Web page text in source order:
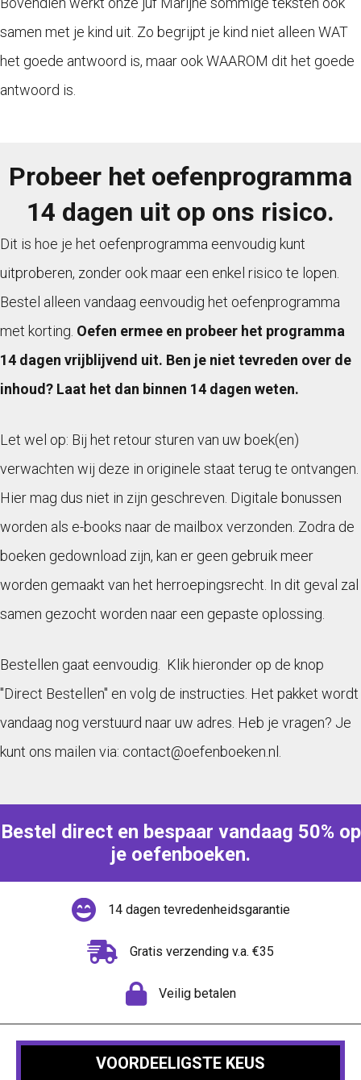
samen met je kind uit. Zo begrijpt je kind niet alleen WAT
het goede antwoord is, maar ook WAAROM dit het goede
antwoord is.
Probeer het oefenprogramma
14 dagen uit op ons risico.
Dit is hoe je het oefenprogramma eenvoudig kunt
uitproberen, zonder ook maar een enkel risico te lopen.
Bestel alleen vandaag eenvoudig het oefenprogramma
met korting. Oefen ermee en probeer het programma
14 dagen vrijblijvend uit. Ben je niet tevreden over de
inhoud? Laat het dan binnen 14 dagen weten.
Let wel op: Bij het retour sturen van uw boek(en)
verwachten wij deze in originele staat terug te ontvangen.
Hier mag dus niet in zijn geschreven. Digitale bonussen
worden als e-books naar de mailbox verzonden. Zodra de
boeken gedownload zijn, kan er geen gebruik meer
worden gemaakt van het herroepingsrecht. In dit geval zal
samen gezocht worden naar een gepaste oplossing.
Bestellen gaat eenvoudig. Klik hieronder op de knop
"Direct Bestellen" en volg de instructies. Het pakket wordt
vandaag nog verstuurd naar uw adres. Heb je vragen? Je
kunt ons mailen via: contact@oefenboeken.nl.
Bestel direct en bespaar vandaag 50% op
je oefenboeken.
14 dagen tevredenheidsgarantie
Gratis verzending v.a. €35
Veilig betalen
VOORDEELIGSTE KEUS